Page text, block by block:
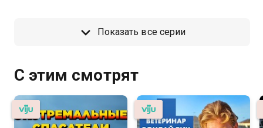
Показать все серии
С этим смотрят